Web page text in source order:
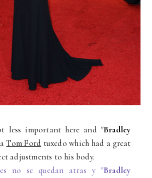
less important here and "Bradley
Tom Ford tuxedo which had a great
adjustments to his body.
no se quedan atras y "Bradley